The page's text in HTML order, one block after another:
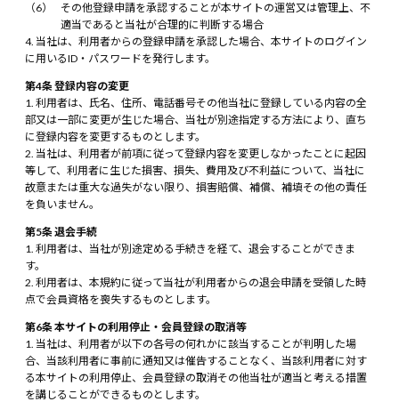
その他登録申請を承認することが本サイトの運営又は管理上、不
適当であると当社が合理的に判断する場合
当社は、利用者からの登録申請を承認した場合、本サイトのログイン
に用いるID・パスワードを発行します。
第4条 登録内容の変更
利用者は、氏名、住所、電話番号その他当社に登録している内容の全
部又は一部に変更が生じた場合、当社が別途指定する方法により、直ち
に登録内容を変更するものとします。
当社は、利用者が前項に従って登録内容を変更しなかったことに起因
等して、利用者に生じた損害、損失、費用及び不利益について、当社に
故意または重大な過失がない限り、損害賠償、補償、補填その他の責任
を負いません。
第5条 退会手続
利用者は、当社が別途定める手続きを経て、退会することができま
す。
利用者は、本規約に従って当社が利用者からの退会申請を受領した時
点で会員資格を喪失するものとします。
第6条 本サイトの利用停止・会員登録の取消等
当社は、利用者が以下の各号の何れかに該当することが判明した場
合、当該利用者に事前に通知又は催告することなく、当該利用者に対す
る本サイトの利用停止、会員登録の取消その他当社が適当と考える措置
を講じることができるものとします。